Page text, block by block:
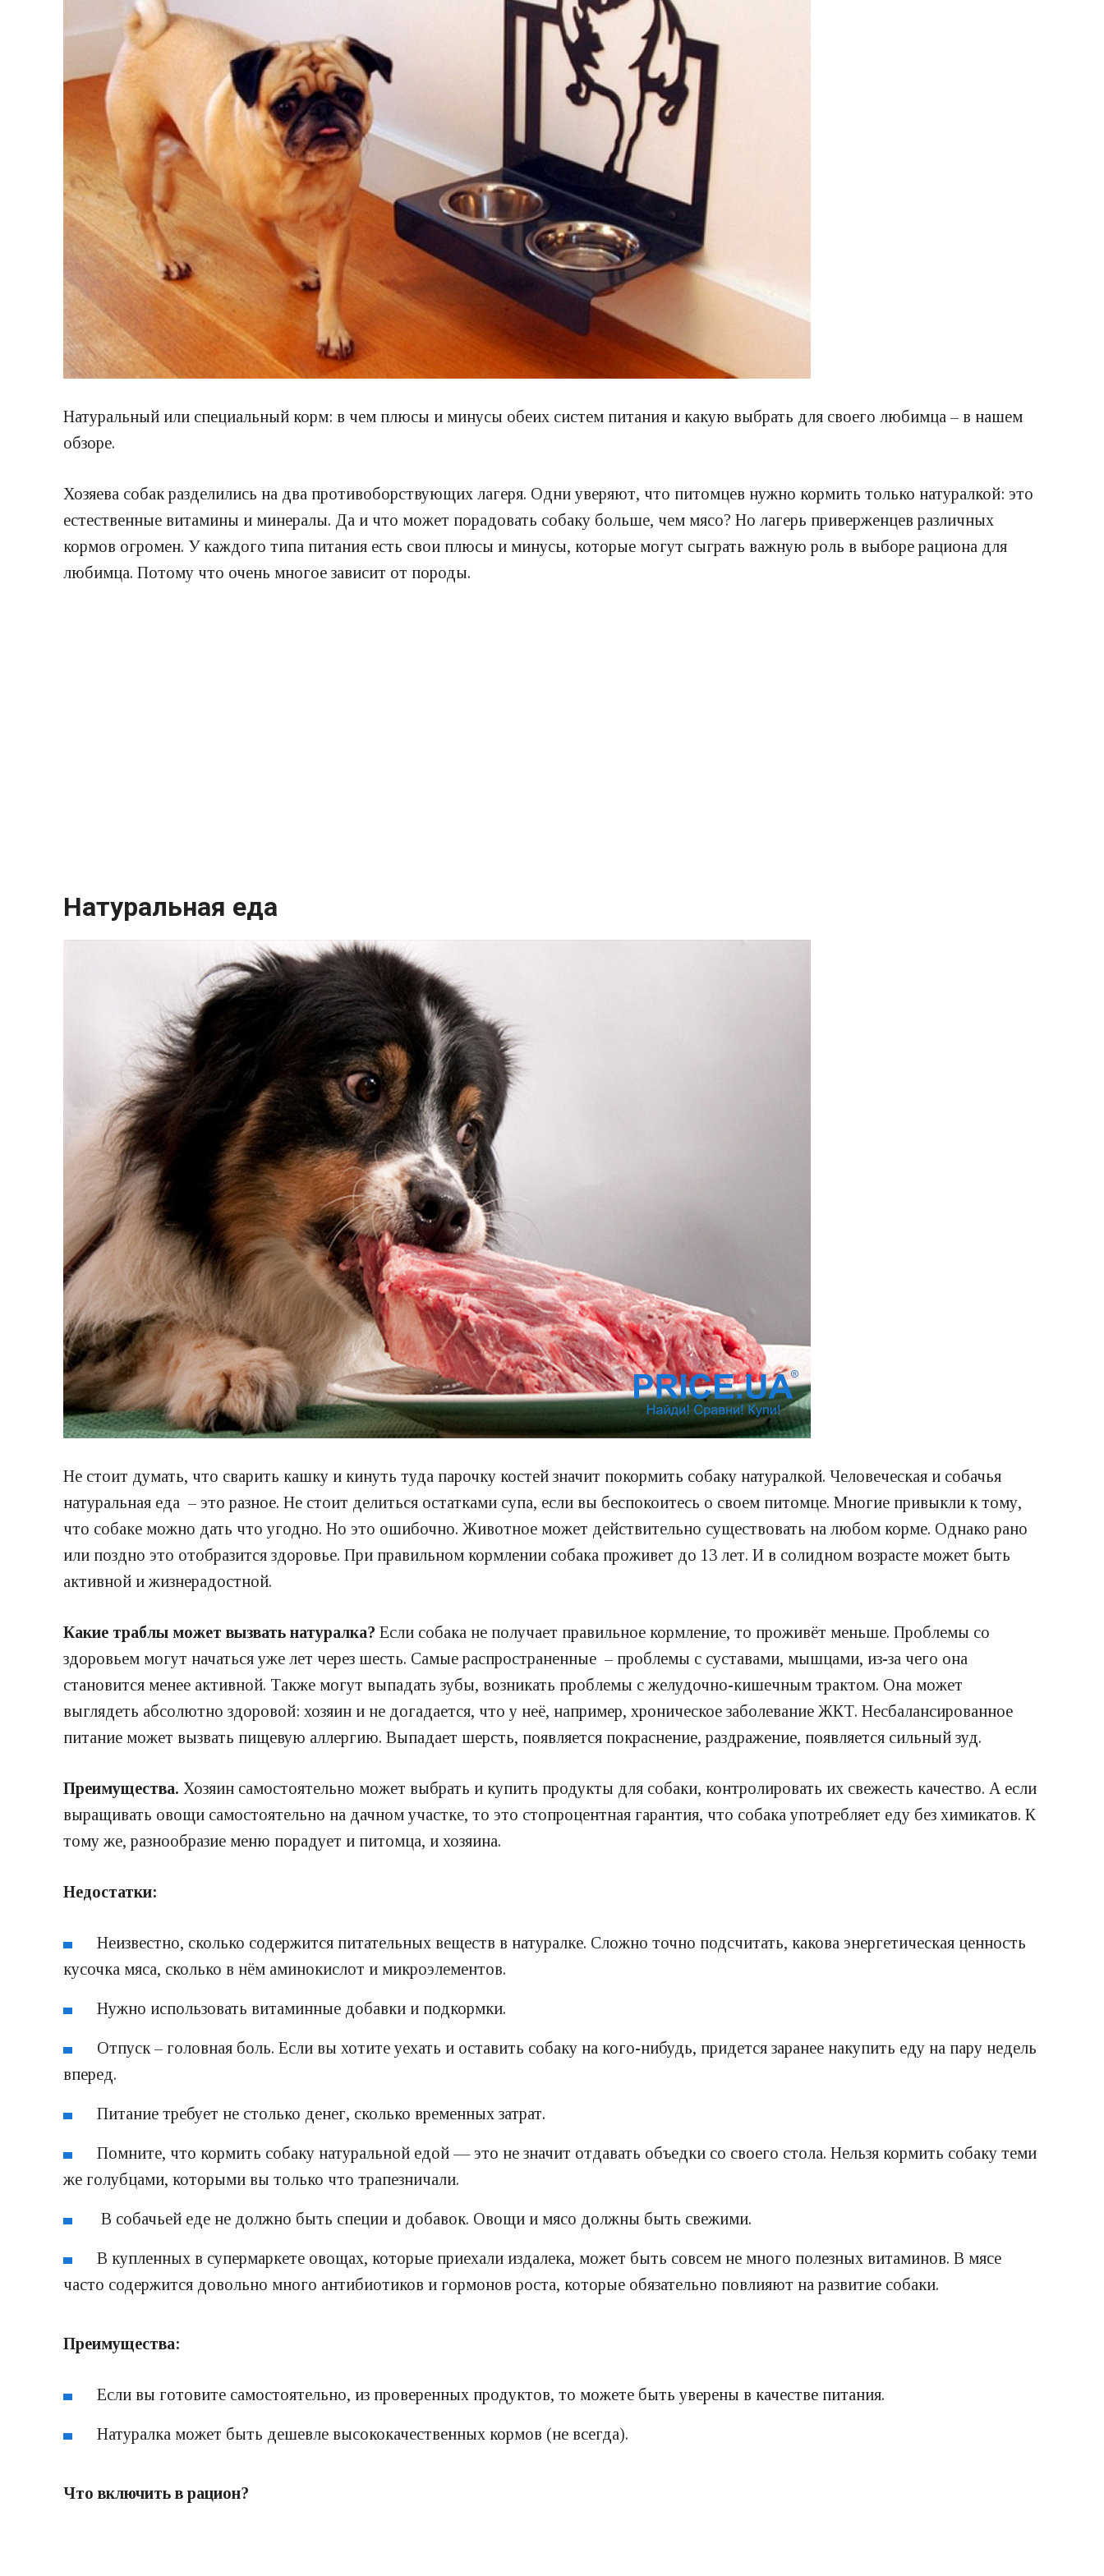
Натуральный или специальный корм: в чем плюсы и минусы обеих систем питания и какую выбрать для своего любимца – в нашем
обзоре.
Хозяева собак разделились на два противоборствующих лагеря. Одни уверяют, что питомцев нужно кормить только натуралкой: это
естественные витамины и минералы. Да и что может порадовать собаку больше, чем мясо? Но лагерь приверженцев различных
кормов огромен. У каждого типа питания есть свои плюсы и минусы, которые могут сыграть важную роль в выборе рациона для
любимца. Потому что очень многое зависит от породы.
Натуральная еда
Не стоит думать, что сварить кашку и кинуть туда парочку костей значит покормить собаку натуралкой. Человеческая и собачья
натуральная еда – это разное. Не стоит делиться остатками супа, если вы беспокоитесь о своем питомце. Многие привыкли к тому,
что собаке можно дать что угодно. Но это ошибочно. Животное может действительно существовать на любом корме. Однако рано
или поздно это отобразится здоровье. При правильном кормлении собака проживет до 13 лет. И в солидном возрасте может быть
активной и жизнерадостной.
Какие траблы может вызвать натуралка? Если собака не получает правильное кормление, то проживёт меньше. Проблемы со
здоровьем могут начаться уже лет через шесть. Самые распространенные – проблемы с суставами, мышцами, из-за чего она
становится менее активной. Также могут выпадать зубы, возникать проблемы с желудочно-кишечным трактом. Она может
выглядеть абсолютно здоровой: хозяин и не догадается, что у неё, например, хроническое заболевание ЖКТ. Несбалансированное
питание может вызвать пищевую аллергию. Выпадает шерсть, появляется покраснение, раздражение, появляется сильный зуд.
Преимущества. Хозяин самостоятельно может выбрать и купить продукты для собаки, контролировать их свежесть качество. А если
выращивать овощи самостоятельно на дачном участке, то это стопроцентная гарантия, что собака употребляет еду без химикатов. К
тому же, разнообразие меню порадует и питомца, и хозяина.
Недостатки:
Неизвестно, сколько содержится питательных веществ в натуралке. Сложно точно подсчитать, какова энергетическая ценность
кусочка мяса, сколько в нём аминокислот и микроэлементов.
Нужно использовать витаминные добавки и подкормки.
Отпуск – головная боль. Если вы хотите уехать и оставить собаку на кого-нибудь, придется заранее накупить еду на пару недель
вперед.
Питание требует не столько денег, сколько временных затрат.
Помните, что кормить собаку натуральной едой — это не значит отдавать объедки со своего стола. Нельзя кормить собаку теми
же голубцами, которыми вы только что трапезничали.
В собачьей еде не должно быть специи и добавок. Овощи и мясо должны быть свежими.
В купленных в супермаркете овощах, которые приехали издалека, может быть совсем не много полезных витаминов. В мясе
часто содержится довольно много антибиотиков и гормонов роста, которые обязательно повлияют на развитие собаки.
Преимущества:
Если вы готовите самостоятельно, из проверенных продуктов, то можете быть уверены в качестве питания.
Натуралка может быть дешевле высококачественных кормов (не всегда).
Что включить в рацион?